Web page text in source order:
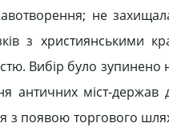
не
з християнськими
Вибір було зупинено
античних міст-держав
з появою торгового